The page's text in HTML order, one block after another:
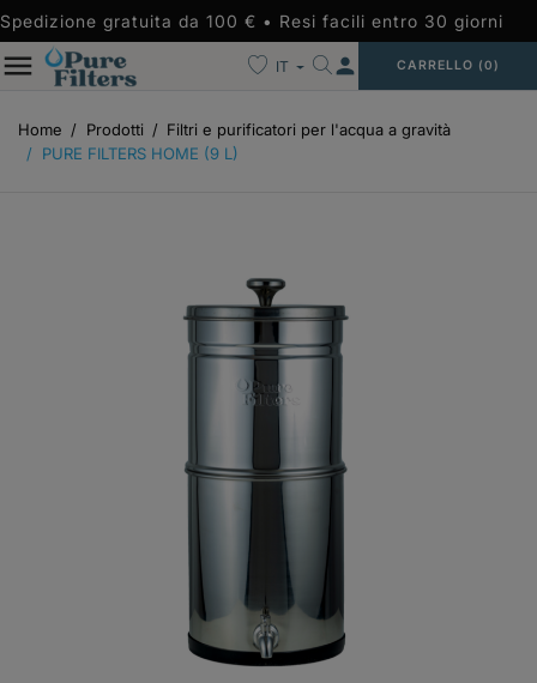
Spedizione gratuita da 100 € • Resi facili entro 30 giorni
IT person CARRELLO (0)
Home Prodotti
Filtri e purificatori per l'acqua a gravità
PURE FILTERS HOME (9 L)